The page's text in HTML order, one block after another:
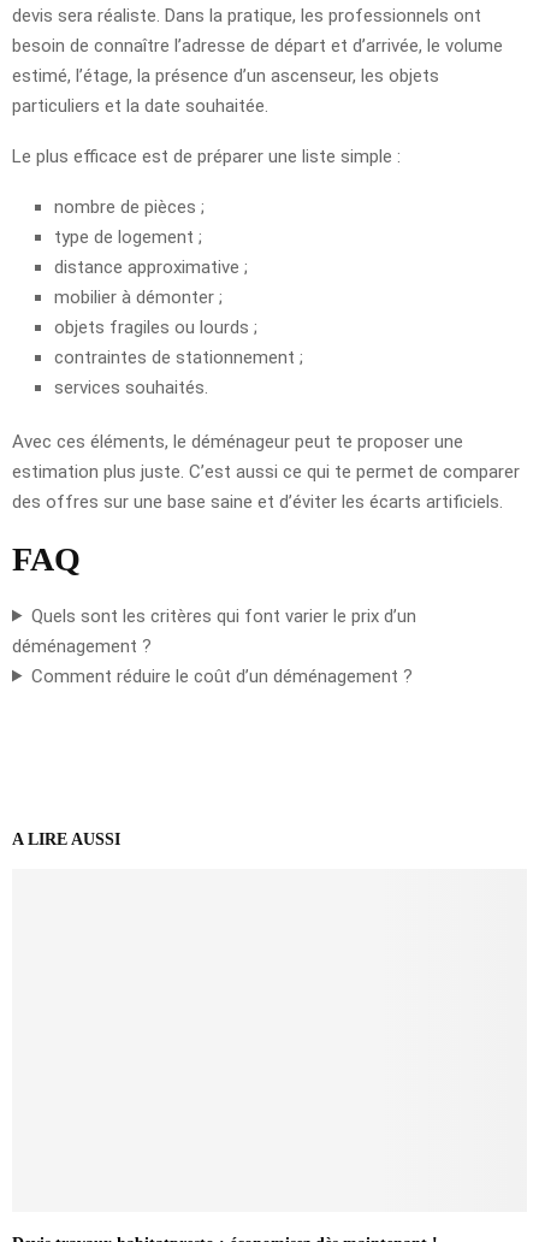
devis sera réaliste. Dans la pratique, les professionnels ont
besoin de connaître l’adresse de départ et d’arrivée, le volume
estimé, l’étage, la présence d’un ascenseur, les objets
particuliers et la date souhaitée.
Le plus efficace est de préparer une liste simple :
nombre de pièces ;
type de logement ;
distance approximative ;
mobilier à démonter ;
objets fragiles ou lourds ;
contraintes de stationnement ;
services souhaités.
Avec ces éléments, le déménageur peut te proposer une
estimation plus juste. C’est aussi ce qui te permet de comparer
des offres sur une base saine et d’éviter les écarts artificiels.
FAQ
Quels sont les critères qui font varier le prix d’un
déménagement ?
Comment réduire le coût d’un déménagement ?
A LIRE AUSSI